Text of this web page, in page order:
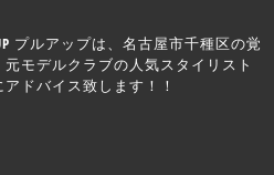
プルアップは、名古屋市千種区の覚
モデルクラブの人気スタイリスト
ドバイス致します！！